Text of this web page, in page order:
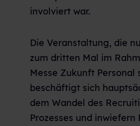
involviert war.
Die Veranstaltung, die
zum dritten Mal im
Messe Zukunft Personal
beschäftigt sich
dem Wandel des
Prozesses und inwiefern